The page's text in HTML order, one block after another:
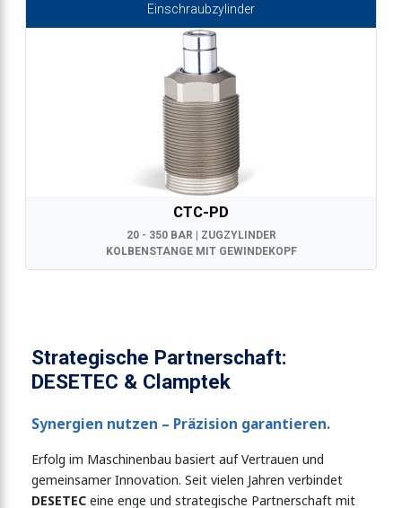
Einschraubzylinder
CTC-PD
20 - 350 BAR | ZUGZYLINDER
KOLBENSTANGE MIT GEWINDEKOPF
Strategische Partnerschaft:
DESETEC & Clamptek
Synergien nutzen – Präzision garantieren.
Erfolg im Maschinenbau basiert auf Vertrauen und
gemeinsamer Innovation. Seit vielen Jahren verbindet
DESETEC eine enge und strategische Partnerschaft mit